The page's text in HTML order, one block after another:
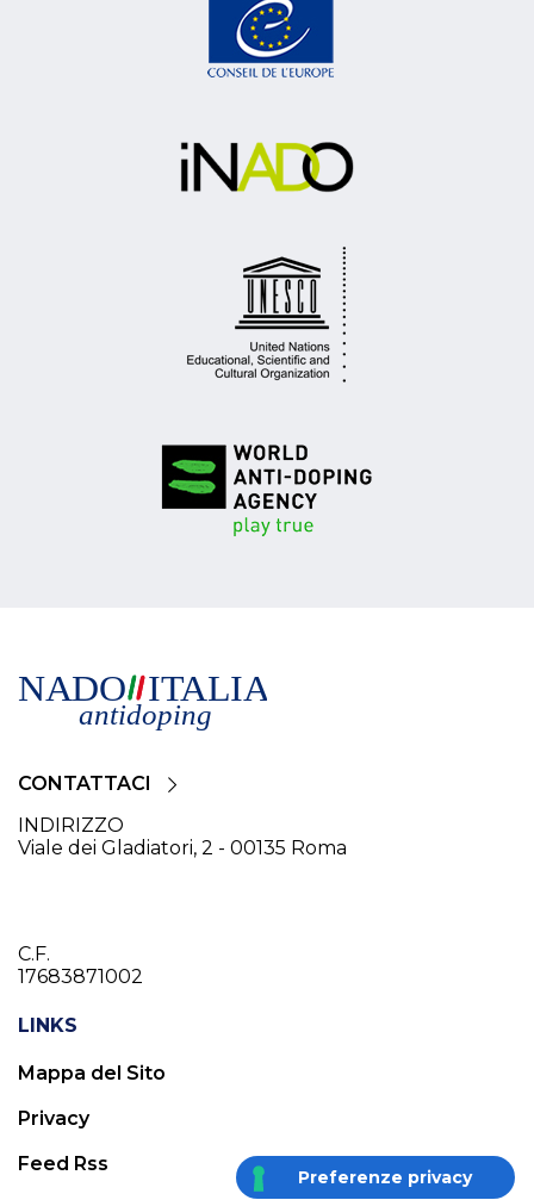
CONTATTACI
INDIRIZZO
Viale dei Gladiatori, 2 - 00135 Roma
C.F.
17683871002
LINKS
Mappa del Sito
Privacy
Feed Rss